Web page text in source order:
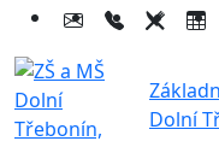
Dolní